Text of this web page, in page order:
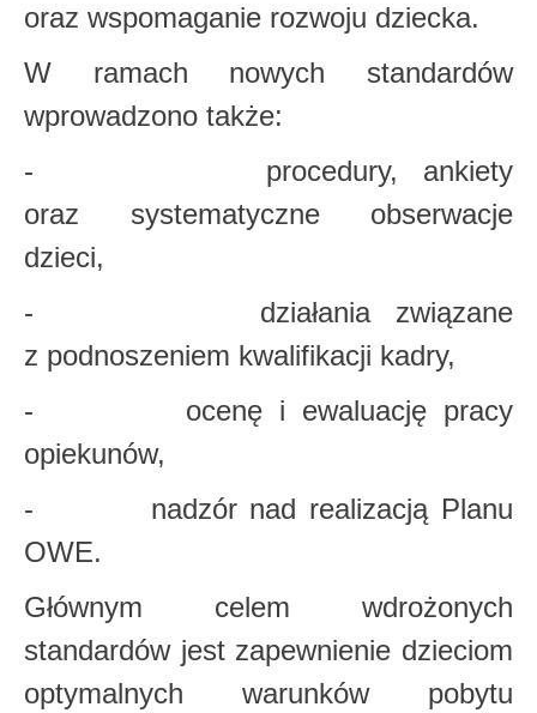
oraz wspomaganie rozwoju dziecka.
W ramach nowych standardów
wprowadzono także:
- procedury, ankiety
oraz systematyczne obserwacje
dzieci,
- działania związane
z podnoszeniem kwalifikacji kadry,
- ocenę i ewaluację pracy
opiekunów,
- nadzór nad realizacją Planu
OWE.
Głównym celem wdrożonych
standardów jest zapewnienie dzieciom
optymalnych warunków pobytu